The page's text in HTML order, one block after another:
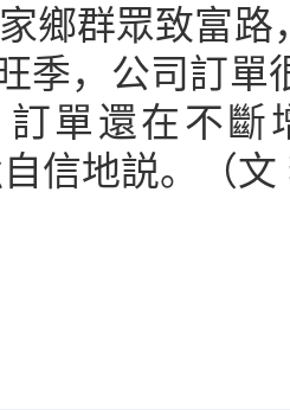
鄉群眾致富
季，公司訂單
單還在不斷
信地説。（